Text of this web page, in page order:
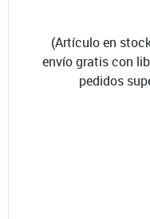
(Artículo en
envío gratis con
pedidos